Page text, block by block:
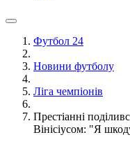
Футбол 24
Новини футболу
Ліга чемпіонів
Престіанні
Вінісіусом: "Я